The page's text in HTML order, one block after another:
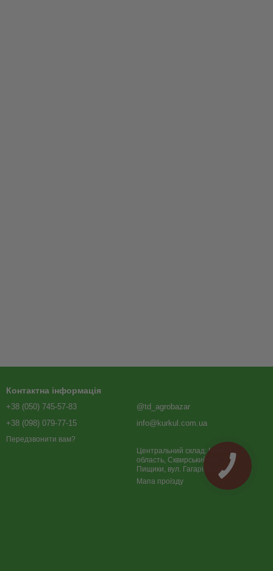
Контактна інформація
+38 (050) 745-57-83
+38 (098) 079-77-15
Передзвонити вам?
@td_agrobazar
info@kurkul.com.ua
Центральний склад: Київська
область, Сквирський р-н, с.
Пищики, вул. Гагаріна 1А/2
Мапа проїзду